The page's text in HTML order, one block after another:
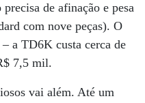
de afinação e pesa
com nove peças). O
a TD6K custa cerca de
7,5 mil.
vai além. Até um